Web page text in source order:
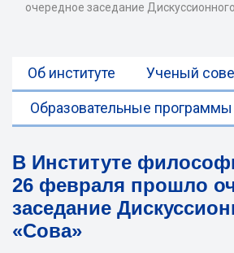
очередное заседание
Об институте Ученый
Образовательные программы
В Институте
26 февраля прошло
заседание
«Сова»